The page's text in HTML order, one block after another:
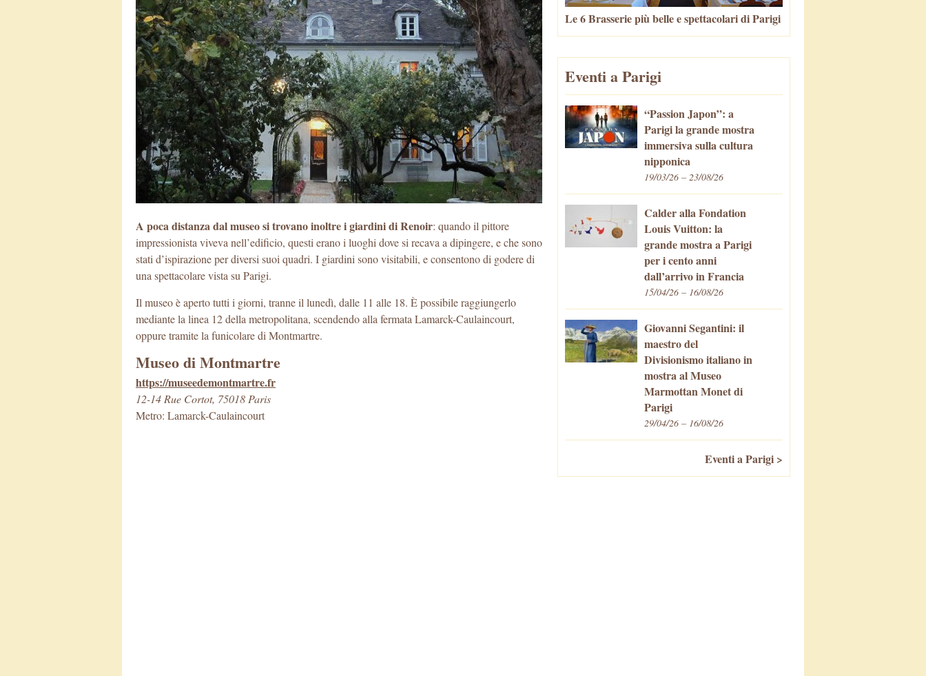
A poca distanza dal museo si trovano inoltre i giardini di Renoir: quando il pittore
impressionista viveva nell’edificio, questi erano i luoghi dove si recava a dipingere, e che sono
stati d’ispirazione per diversi suoi quadri. I giardini sono visitabili, e consentono di godere di
una spettacolare vista su Parigi.
Il museo è aperto tutti i giorni, tranne il lunedì, dalle 11 alle 18. È possibile raggiungerlo
mediante la linea 12 della metropolitana, scendendo alla fermata Lamarck-Caulaincourt,
oppure tramite la funicolare di Montmartre.
Museo di Montmartre
https://museedemontmartre.fr
12-14 Rue Cortot, 75018 Paris
Metro: Lamarck-Caulaincourt
Le 6 Brasserie più belle e spettacolari di Parigi
Eventi a Parigi
“Passion Japon”: a
Parigi la grande mostra
immersiva sulla cultura
nipponica
19/03/26 – 23/08/26
Calder alla Fondation
Louis Vuitton: la
grande mostra a Parigi
per i cento anni
dall’arrivo in Francia
15/04/26 – 16/08/26
Giovanni Segantini: il
maestro del
Divisionismo italiano in
mostra al Museo
Marmottan Monet di
Parigi
29/04/26 – 16/08/26
Eventi a Parigi >